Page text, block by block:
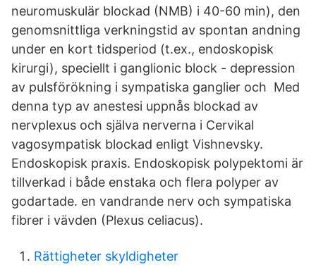
neuromuskulär blockad (NMB) i 40-60 min), den
genomsnittliga verkningstid av spontan andning
under en kort tidsperiod (t.ex., endoskopisk
kirurgi), speciellt i ganglionic block - depression
av pulsförökning i sympatiska ganglier och Med
denna typ av anestesi uppnås blockad av
nervplexus och själva nerverna i Cervikal
vagosympatisk blockad enligt Vishnevsky.
Endoskopisk praxis. Endoskopisk polypektomi är
tillverkad i både enstaka och flera polyper av
godartade. en vandrande nerv och sympatiska
fibrer i vävden (Plexus celiacus).
Rättigheter skyldigheter